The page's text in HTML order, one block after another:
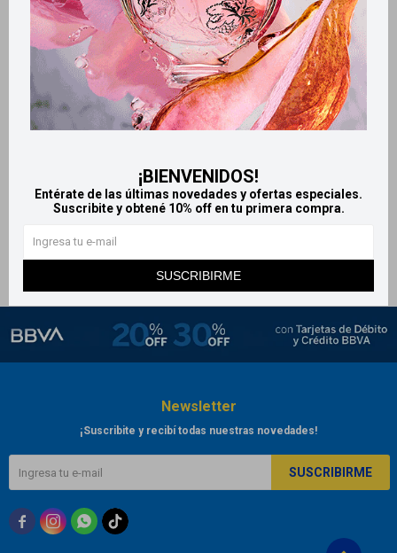
¡BIENVENIDOS!
Entérate de las últimas novedades y ofertas especiales.
Suscribite y obtené 10% off en tu primera compra.
SUSCRIBIRME
LlegaHOY
X-pel loción piojicida
$ 684 $ 911
Newsletter
¡Suscribite y recibí todas nuestras novedades!
SUSCRIBIRME
  